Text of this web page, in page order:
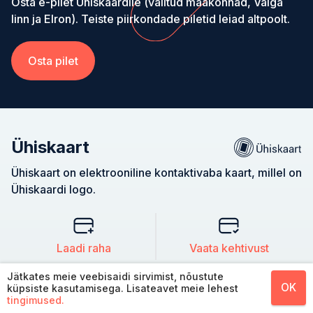
linn ja Elron). Teiste piirkondade piletid leiad altpoolt.
Osta pilet
Ühiskaart
Ühiskaart on elektrooniline kontaktivaba kaart, millel on
Ühiskaardi logo.
Laadi raha Vaata kehtivust
Jätkates meie veebisaidi sirvimist, nõustute
küpsiste kasutamisega. Lisateavet meie lehest
tingimused.
OK